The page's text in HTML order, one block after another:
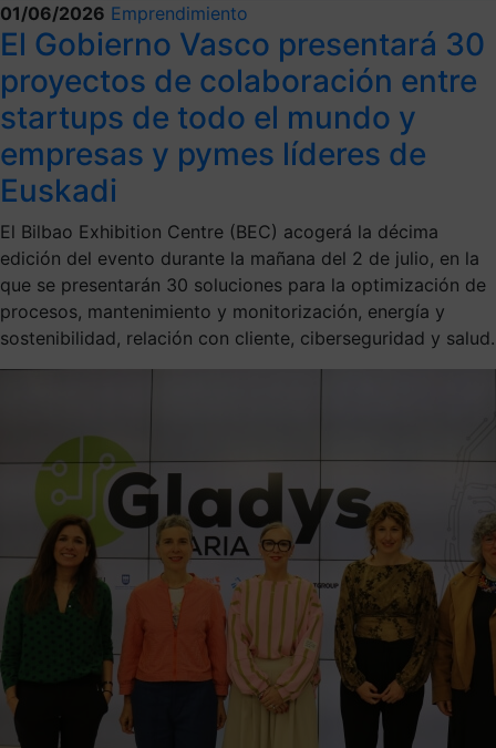
01/06/2026 Emprendimiento
El Gobierno Vasco presentará 30
proyectos de colaboración entre
startups de todo el mundo y
empresas y pymes líderes de
Euskadi
El Bilbao Exhibition Centre (BEC) acogerá la décima
edición del evento durante la mañana del 2 de julio, en la
que se presentarán 30 soluciones para la optimización de
procesos, mantenimiento y monitorización, energía y
sostenibilidad, relación con cliente, ciberseguridad y salud.